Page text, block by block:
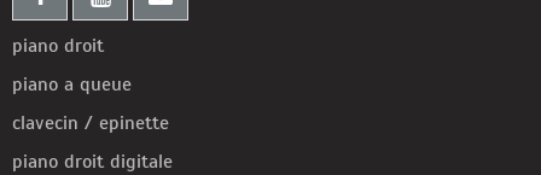
piano droit
piano a queue
clavecin / epinette
piano droit digitale